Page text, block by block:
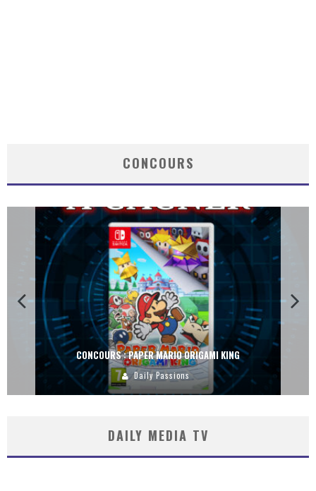
CONCOURS
CONCOURS : PAPER MARIO ORIGAMI KING
Daily Passions
DAILY MEDIA TV